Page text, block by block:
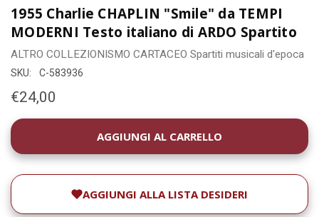
1955 Charlie CHAPLIN "Smile" da TEMPI
MODERNI Testo italiano di ARDO Spartito
ALTRO COLLEZIONISMO CARTACEO Spartiti musicali d'epoca
SKU: C-583936
€24,00
DISPONIBILITÀ
ATTUALE:
AGGIUNGI ALLA LISTA DESIDERI